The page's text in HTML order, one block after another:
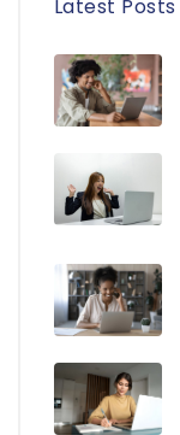
Latest Posts